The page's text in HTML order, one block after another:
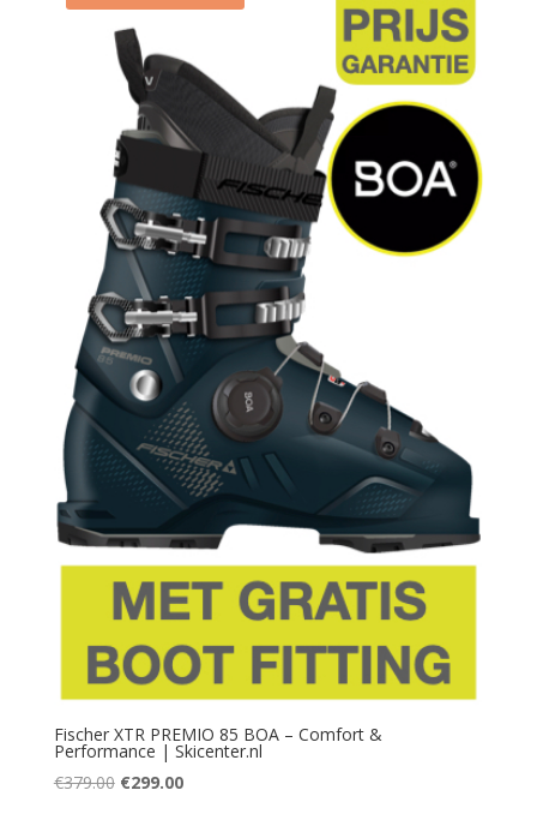
Fischer XTR PREMIO 85 BOA – Comfort &
Performance | Skicenter.nl
€379.00 Oorspronkelijke
€299.00Huidige